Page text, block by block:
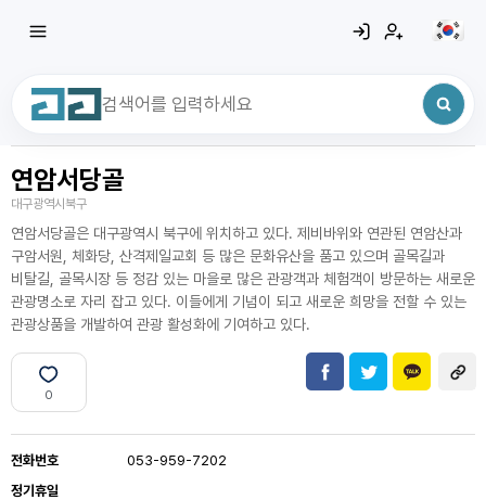
최근 검색어
연암서당골
대구광역시북구
연암서당골은 대구광역시 북구에 위치하고 있다. 제비바위와 연관된 연암산과
구암서원, 체화당, 산격제일교회 등 많은 문화유산을 품고 있으며 골목길과
비탈길, 골목시장 등 정감 있는 마을로 많은 관광객과 체험객이 방문하는 새로운
관광명소로 자리 잡고 있다. 이들에게 기념이 되고 새로운 희망을 전할 수 있는
관광상품을 개발하여 관광 활성화에 기여하고 있다.
0
전화번호
053-959-7202
정기휴일